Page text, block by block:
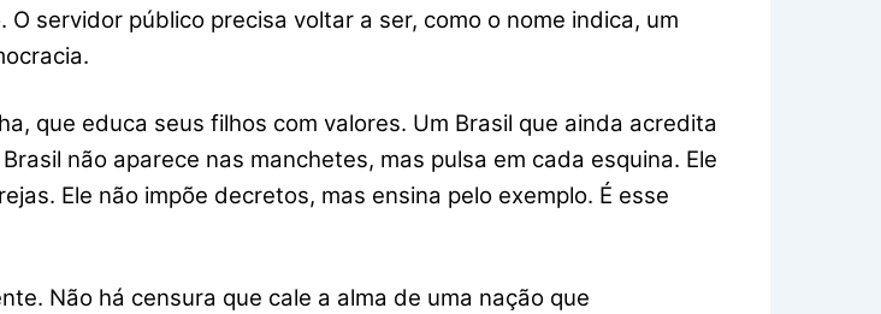
servidor público precisa voltar a ser, como o nome indica, um
que educa seus filhos com valores. Um Brasil que ainda acredita
não aparece nas manchetes, mas pulsa em cada esquina. Ele
Ele não impõe decretos, mas ensina pelo exemplo. É esse
Não há censura que cale a alma de uma nação que